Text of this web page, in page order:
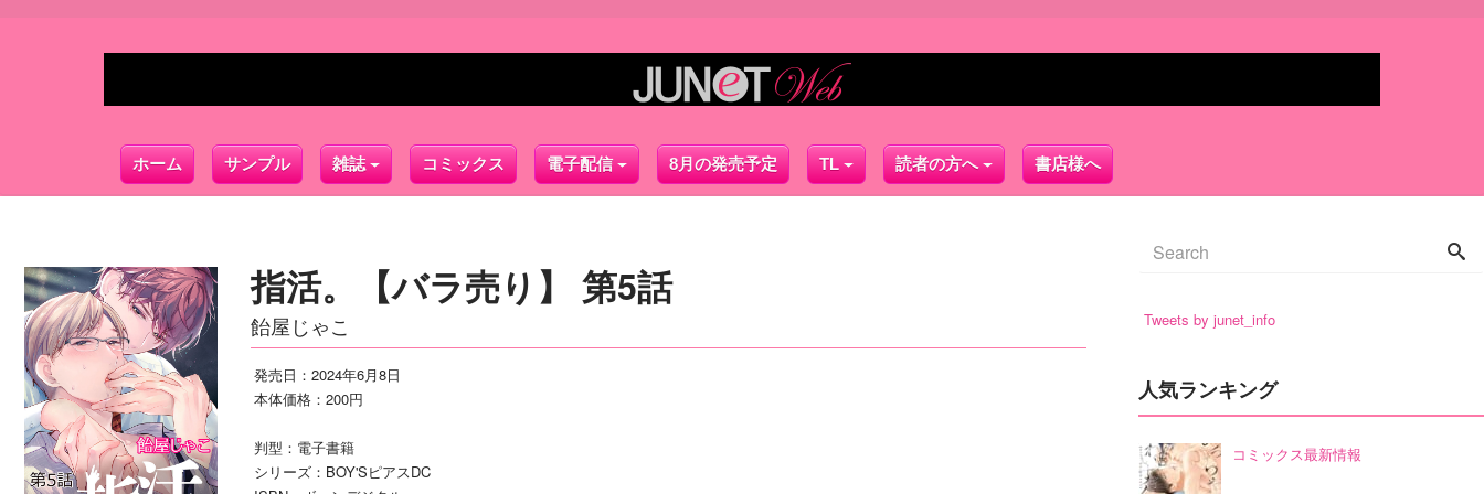
ホーム サンプル 雑誌 コミックス 電子配信 8月の発売予定 TL 読者の方へ 書店様へ
指活。【バラ売り】 第5話
飴屋じゃこ
発売日：2024年6月8日
本体価格：200円
判型：電子書籍
シリーズ：BOY'SピアスDC
Tweets by junet_info
人気ランキング
コミックス最新情報